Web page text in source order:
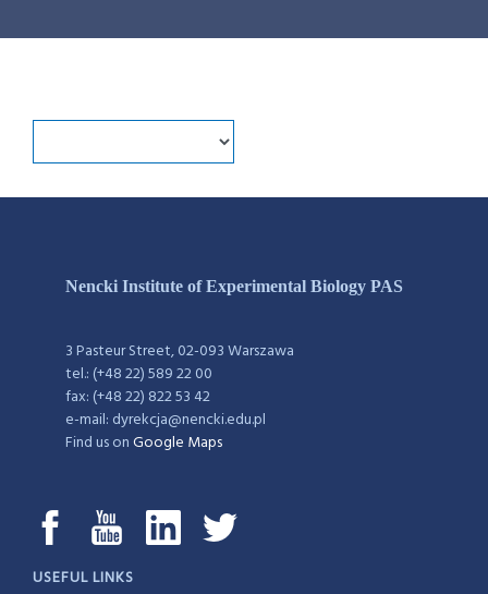
Nencki Institute of Experimental Biology PAS
3 Pasteur Street, 02-093 Warszawa
tel.: (+48 22) 589 22 00
fax: (+48 22) 822 53 42
e-mail: dyrekcja@nencki.edu.pl
Find us onGoogle Maps
USEFUL LINKS